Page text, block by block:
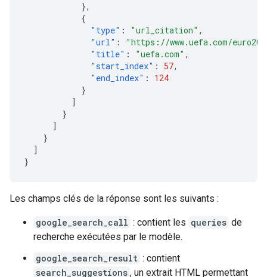
},
{
"type" : "url_citation" ,
"url" :
"https://www.uefa.com/
"title" : "uefa.com" ,
"start_index" : 57,
"end_index" :
124
}
]
}
]
}
]
}
Les champs clés de la réponse sont les suivants :
google_search_call : contient les queries de
recherche exécutées par le modèle.
google_search_result : contient
search_suggestions , un extrait HTML permettant